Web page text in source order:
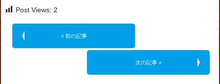
Post Views: 2
« 前の記事
次の記事 »